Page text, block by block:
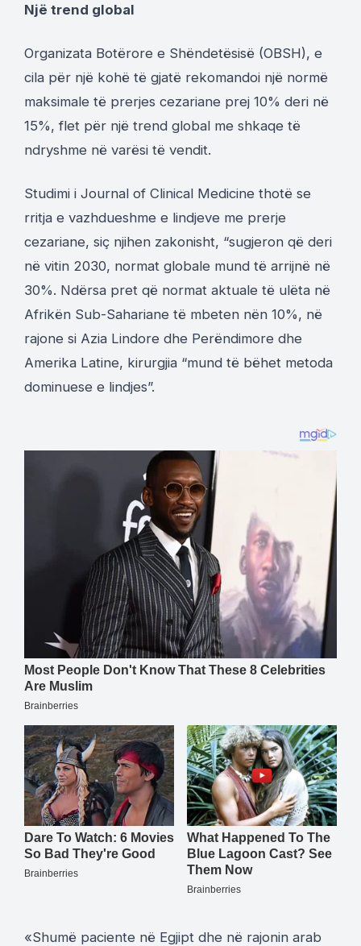
Një trend global
Organizata Botërore e Shëndetësisë (OBSH), e
cila për një kohë të gjatë rekomandoi një normë
maksimale të prerjes cezariane prej 10% deri në
15%, flet për një trend global me shkaqe të
ndryshme në varësi të vendit.
Studimi i Journal of Clinical Medicine thotë se
rritja e vazhdueshme e lindjeve me prerje
cezariane, siç njihen zakonisht, “sugjeron që deri
në vitin 2030, normat globale mund të arrijnë në
30%. Ndërsa pret që normat aktuale të ulëta në
Afrikën Sub-Sahariane të mbeten nën 10%, në
rajone si Azia Lindore dhe Perëndimore dhe
Amerika Latine, kirurgjia “mund të bëhet metoda
dominuese e lindjes”.
«Shumë paciente në Egjipt dhe në rajonin arab